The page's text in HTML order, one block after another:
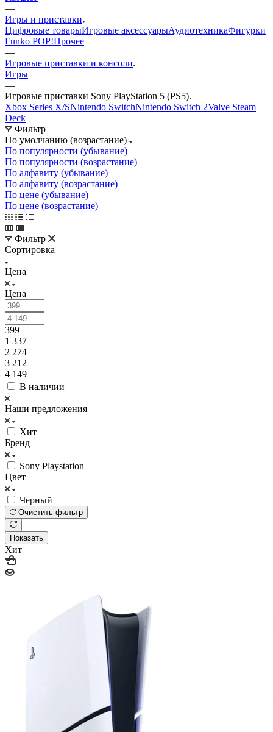
—
Игры и приставки
Цифровые товарыИгровые аксессуарыАудиотехникаФигурки
Funko POP!Прочее
—
Игровые приставки и консоли
Игры
—
Игровые приставки Sony PlayStation 5 (PS5)
Xbox Series X/SNintendo SwitchNintendo Switch 2Valve Steam
Deck
Фильтр
По умолчанию (возрастание)
По популярности (убывание)
По популярности (возрастание)
По алфавиту (убывание)
По алфавиту (возрастание)
По цене (убывание)
По цене (возрастание)
Фильтр
Сортировка
Цена
Цена
399
1 337
2 274
3 212
4 149
В наличии
Наши предложения
Хит
Бренд
Sony Playstation
Цвет
Черный
Очистить фильтр
Показать
Хит